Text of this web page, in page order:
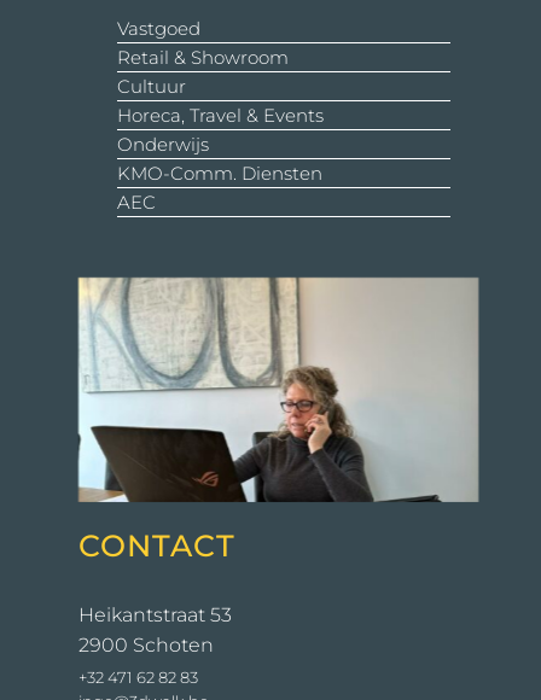
Vastgoed
Retail & Showroom
Cultuur
Horeca, Travel & Events
Onderwijs
KMO-Comm. Diensten
AEC
CONTACT
Heikantstraat 53
2900 Schoten
+32 471 62 82 83